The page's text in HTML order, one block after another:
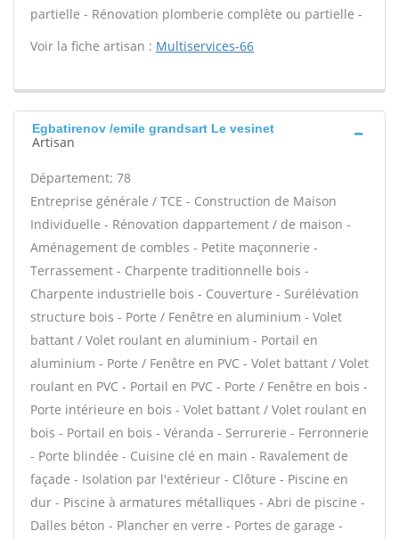
partielle - Rénovation plomberie complète ou partielle -
Voir la fiche artisan : Multiservices-66
Egbatirenov /emile grandsart Le vesinet
Artisan
Département: 78
Entreprise générale / TCE - Construction de Maison
Individuelle - Rénovation dappartement / de maison -
Aménagement de combles - Petite maçonnerie -
Terrassement - Charpente traditionnelle bois -
Charpente industrielle bois - Couverture - Surélévation
structure bois - Porte / Fenêtre en aluminium - Volet
battant / Volet roulant en aluminium - Portail en
aluminium - Porte / Fenêtre en PVC - Volet battant / Volet
roulant en PVC - Portail en PVC - Porte / Fenêtre en bois -
Porte intérieure en bois - Volet battant / Volet roulant en
bois - Portail en bois - Véranda - Serrurerie - Ferronnerie
- Porte blindée - Cuisine clé en main - Ravalement de
façade - Isolation par l'extérieur - Clôture - Piscine en
dur - Piscine à armatures métalliques - Abri de piscine -
Dalles béton - Plancher en verre - Portes de garage -